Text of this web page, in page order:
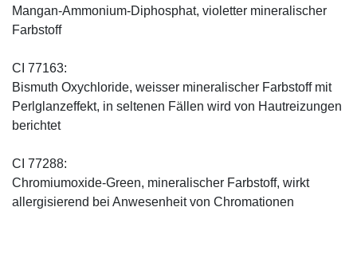
Mangan-Ammonium-Diphosphat, violetter mineralischer
Farbstoff
CI 77163:
Bismuth Oxychloride, weisser mineralischer Farbstoff mit
Perlglanzeffekt, in seltenen Fällen wird von Hautreizungen
berichtet
CI 77288:
Chromiumoxide-Green, mineralischer ­Farbstoff, wirkt
allergisierend bei Anwesenheit von Chromationen